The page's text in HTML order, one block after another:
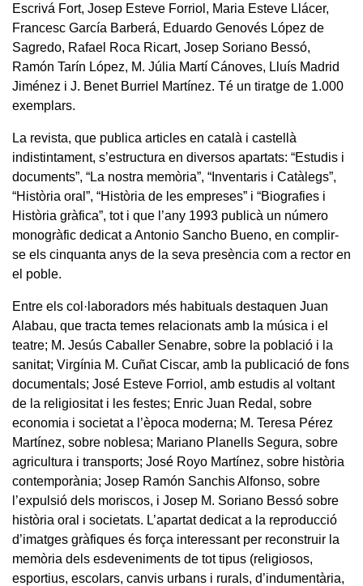
Escrivá Fort, Josep Esteve Forriol, Maria Esteve Llácer,
Francesc García Barberá, Eduardo Genovés López de
Sagredo, Rafael Roca Ricart, Josep Soriano Bessó,
Ramón Tarín López, M. Júlia Martí Cánoves, Lluís Madrid
Jiménez i J. Benet Burriel Martínez. Té un tiratge de 1.000
exemplars.
La revista, que publica articles en català i castellà
indistintament, s’estructura en diversos apartats: “Estudis i
documents”, “La nostra memòria”, “Inventaris i Catàlegs”,
“Història oral”, “Història de les empreses” i “Biografies i
Història gràfica”, tot i que l’any 1993 publicà un número
monogràfic dedicat a Antonio Sancho Bueno, en complir-
se els cinquanta anys de la seva presència com a rector en
el poble.
Entre els col·laboradors més habituals destaquen Juan
Alabau, que tracta temes relacionats amb la música i el
teatre; M. Jesús Caballer Senabre, sobre la població i la
sanitat; Virgínia M. Cuñat Ciscar, amb la publicació de fons
documentals; José Esteve Forriol, amb estudis al voltant
de la religiositat i les festes; Enric Juan Redal, sobre
economia i societat a l’època moderna; M. Teresa Pérez
Martínez, sobre noblesa; Mariano Planells Segura, sobre
agricultura i transports; José Royo Martínez, sobre història
contemporània; Josep Ramón Sanchis Alfonso, sobre
l’expulsió dels moriscos, i Josep M. Soriano Bessó sobre
història oral i societats. L’apartat dedicat a la reproducció
d’imatges gràfiques és força interessant per reconstruir la
memòria dels esdeveniments de tot tipus (religiosos,
esportius, escolars, canvis urbans i rurals, d’indumentària,